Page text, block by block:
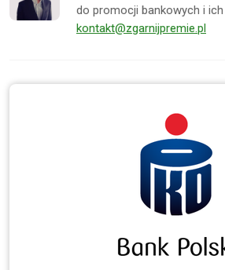
do promocji bankowych i
kontakt@zgarnijpremie.pl